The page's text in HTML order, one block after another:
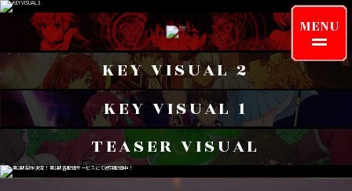
MENU
INFORMATION ONAIR
KEY VISUAL 2
KEY VISUAL 1
TEASER VISUAL